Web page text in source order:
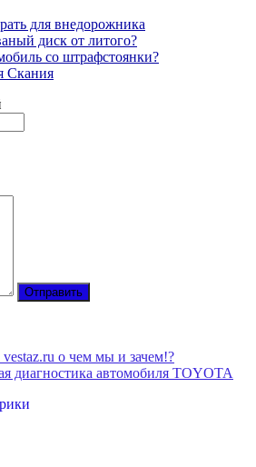
для внедорожника
диск от литого?
со штрафстоянки?
Скания
о чем мы и зачем!?
диагностика автомобиля TOYOTA